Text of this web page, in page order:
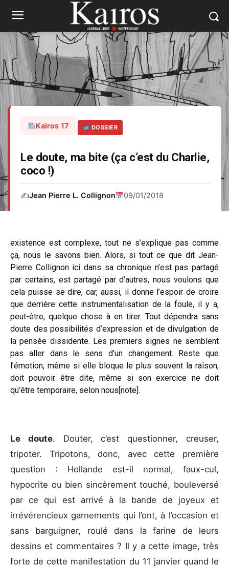
Kairos 17 DOSSIER
Le doute, ma bite (ça c’est du Charlie,
coco !)
✍️Jean Pierre L. Collignon 09/01/2018
existence est complexe, tout ne s’explique pas comme
ça, nous le savons bien. Alors, si tout ce que dit Jean-
Pierre Collignon ici dans sa chronique n’est pas partagé
par certains, est partagé par d’autres, nous voulons que
cela puisse se dire, car, aussi, il donne l’espoir de croire
que derrière cette instrumentalisation de la foule, il y a,
peut-être, quelque chose à en tirer. Tout dépendra sans
doute des possibilités d’expression et de divulgation de
la pensée dissidente. Les premiers signes ne semblent
pas aller dans le sens d’un changement. Reste que
l’émotion, même si elle bloque le plus souvent la raison,
doit pouvoir être dite, même si son exercice ne doit
qu’être temporaire, selon nous[note].
Le doute. Douter, c’est questionner, creuser,
tripoter. Tripotons, donc, avec cette première
question : Hollande est-il normal, faux-cul,
hypocrite ou bien sincèrement touché, bouleversé
par ce qui est arrivé à la bande de joyeux et
irrévérencieux garnements qui l’ont, à l’occasion et
sans barguigner, roulé dans la farine de leurs
dessins et commentaires ? Il y a cette image, très
forte de cette manifestation du 11 janvier quand le